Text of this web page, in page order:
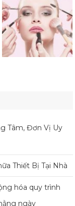
Tâm, Đơn Vị Uy
Thiết Bị Tại Nhà
hóa quy trình
ngày